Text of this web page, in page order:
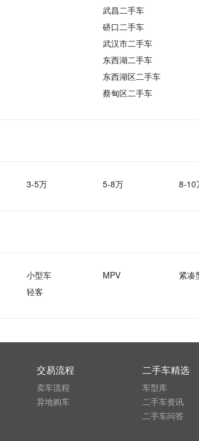
武昌二手车
硚口二手车
武汉市二手车
东西湖二手车
东西湖区二手车
蔡甸区二手车
3-5万 5-8万 8-10
小型车 MPV 紧凑
轻客
交易流程
卖车流程
异地购车
二手车精选
车型库
二手车资讯
二手车问答